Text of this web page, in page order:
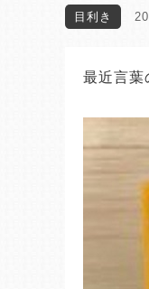
目利き
最近言葉